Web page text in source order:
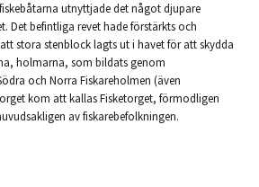
utnyttjade det något djupare
Det befintliga revet hade förstärkts och
stora stenblock lagts ut i havet för att skydda
holmarna, som bildats genom
och Norra Fiskareholmen (även
kom att kallas Fisketorget, förmodligen
av fiskarebefolkningen.